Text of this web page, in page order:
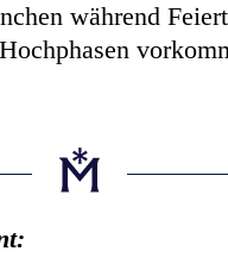
während